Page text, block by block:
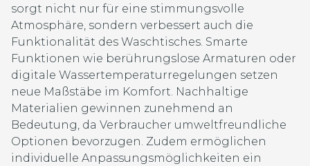
sorgt nicht nur für eine stimmungsvolle
Atmosphäre, sondern verbessert auch die
Funktionalität des Waschtisches. Smarte
Funktionen wie berührungslose Armaturen oder
digitale Wassertemperaturregelungen setzen
neue Maßstäbe im Komfort. Nachhaltige
Materialien gewinnen zunehmend an
Bedeutung, da Verbraucher umweltfreundliche
Optionen bevorzugen. Zudem ermöglichen
individuelle Anpassungsmöglichkeiten ein